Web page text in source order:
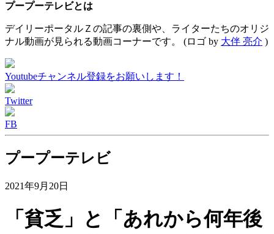
プープーテレビとは
デイリーポータルＺの記事の裏側や、ライターたちのオリジ
ナル動画が見られる動画コーナーです。 (ロゴ by 大伴 亮介 )
Youtubeチャンネル登録をお願いします！
Twitter
FB
プープーテレビ
2021年9月20日
「貧乏」と「あれから何年後